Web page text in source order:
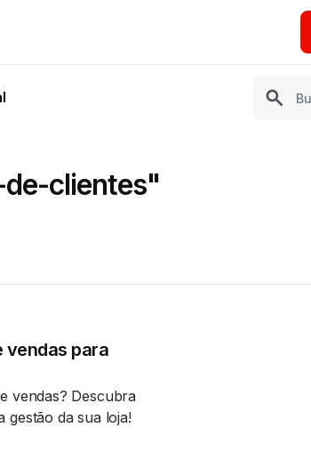
de-clientes"
vendas para
vendas? Descubra
gestão da sua loja!